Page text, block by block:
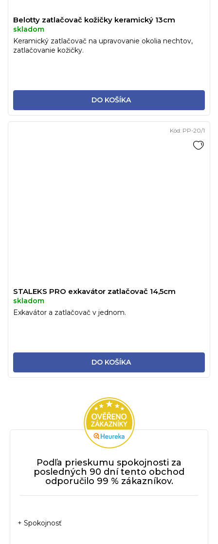
Belotty zatlačovač kožičky keramický 13cm
skladom
DO KOŠÍKA
Keramický zatlačovač na upravovanie okolia nechtov,
zatlačovanie kožičky.
STALEKS PRO exkavátor zatlačovač 14,5cm
skladom
DO KOŠÍKA
Exkavátor a zatlačovač v jednom.
Kód: PP-20/1
Podľa prieskumu spokojnosti za
posledných 90 dní tento obchod
odporučilo 99 % zákazníkov.
+ Spokojnosť